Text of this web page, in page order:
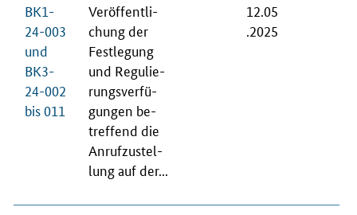
BK1-
24-003
und
BK3-
24-002
bis 011
Ver­öf­fent­li­
chung der
Fest­le­gung
und Re­gu­lie­
rungs­ver­fü­
gun­gen be­
tref­fend die
An­ruf­zu­stel­
lung auf der...
12.05
.2025